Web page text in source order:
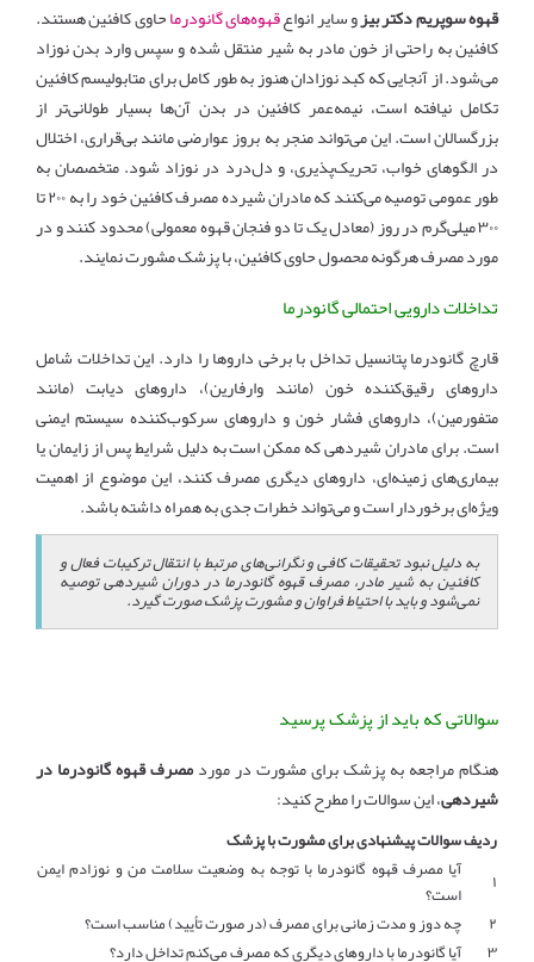
قهوه سوپریم دکتر بیزو سایر انواعقهوه‌های گانودرماحاوی کافئین هستند.
کافئین به راحتی از خون مادر به شیر منتقل شده و سپس وارد بدن نوزاد
می‌شود. از آنجایی که کبد نوزادان هنوز به طور کامل برای متابولیسم کافئین
تکامل نیافته است، نیمه‌عمر کافئین در بدن آن‌ها بسیار طولانی‌تر از
بزرگسالان است. این می‌تواند منجر به بروز عوارضی مانند بی‌قراری، اختلال
در الگوهای خواب، تحریک‌پذیری، و دل‌درد در نوزاد شود. متخصصان به
طور عمومی توصیه می‌کنند که مادران شیرده مصرف کافئین خود را به ۲۰۰ تا
۳۰۰ میلی‌گرم در روز (معادل یک تا دو فنجان قهوه معمولی) محدود کنند و در
مورد مصرف هرگونه محصول حاوی کافئین، با پزشک مشورت نمایند.
تداخلات دارویی احتمالی گانودرما
قارچ گانودرما پتانسیل تداخل با برخی داروها را دارد. این تداخلات شامل
داروهای رقیق‌کننده خون (مانند وارفارین)، داروهای دیابت (مانند
متفورمین)، داروهای فشار خون و داروهای سرکوب‌کننده سیستم ایمنی
است. برای مادران شیردهی که ممکن است به دلیل شرایط پس از زایمان یا
بیماری‌های زمینه‌ای، داروهای دیگری مصرف کنند، این موضوع از اهمیت
ویژه‌ای برخوردار است و می‌تواند خطرات جدی به همراه داشته باشد.
به دلیل نبود تحقیقات کافی و نگرانی‌های مرتبط با انتقال ترکیبات فعال و
کافئین به شیر مادر، مصرف قهوه گانودرما در دوران شیردهی توصیه
نمی‌شود و باید با احتیاط فراوان و مشورت پزشک صورت گیرد.
سوالاتی که باید از پزشک پرسید
هنگام مراجعه به پزشک برای مشورت در موردمصرف قهوه گانودرما در
شیردهی، این سوالات را مطرح کنید:
ردیفسوالات پیشنهادی برای مشورت با پزشک
۱
آیا مصرف قهوه گانودرما با توجه به وضعیت سلامت من و نوزادم ایمن
است؟
۲
چه دوز و مدت زمانی برای مصرف (در صورت تأیید) مناسب است؟
۳
آیا گانودرما با داروهای دیگری که مصرف می‌کنم تداخل دارد؟